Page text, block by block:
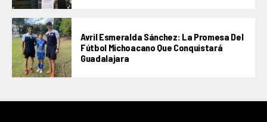
Avril Esmeralda Sánchez: La Promesa Del
Fútbol Michoacano Que Conquistará
Guadalajara